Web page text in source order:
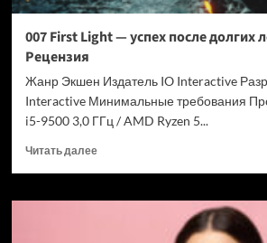
шесть
быстрее
007 First Light — успех после долгих
Рецензия
Жанр Экшен Издатель IO Interactive
Interactive Минимальные требования
i5-9500 3,0 ГГц / AMD Ryzen 5...
Читать далееПрочитать
007